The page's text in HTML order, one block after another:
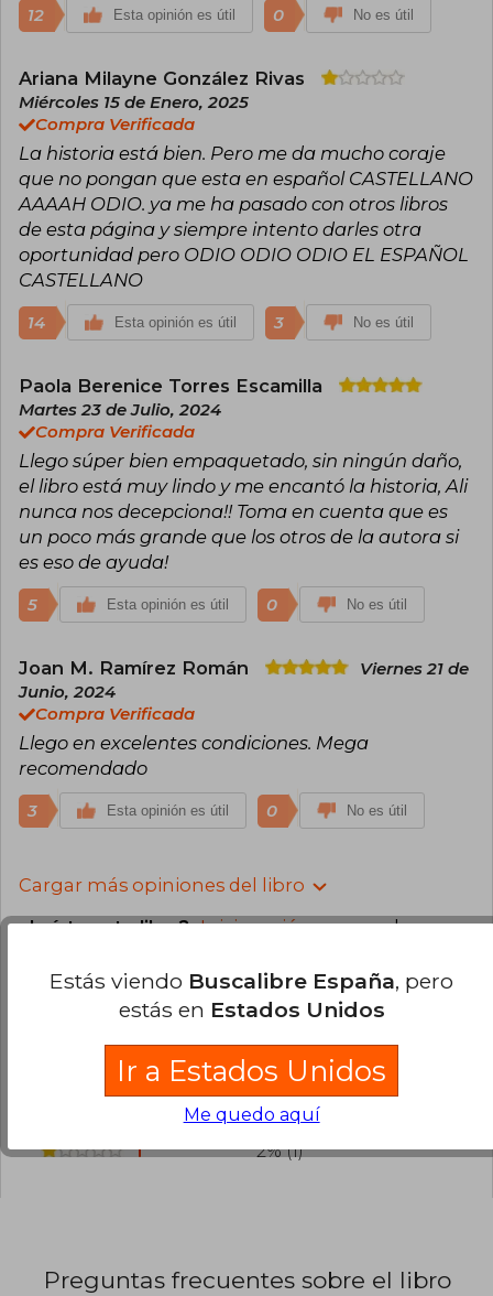
12 Esta opinión es útil 0 No es útil
Ariana Milayne González Rivas
Miércoles 15 de Enero, 2025
Compra Verificada
La historia está bien. Pero me da mucho coraje
que no pongan que esta en español CASTELLANO
AAAAH ODIO. ya me ha pasado con otros libros
de esta página y siempre intento darles otra
oportunidad pero ODIO ODIO ODIO EL ESPAÑOL
CASTELLANO
14 Esta opinión es útil 3 No es útil
Paola Berenice Torres Escamilla
Martes 23 de Julio, 2024
Compra Verificada
Llego súper bien empaquetado, sin ningún daño,
el libro está muy lindo y me encantó la historia, Ali
nunca nos decepciona!! Toma en cuenta que es
un poco más grande que los otros de la autora si
es eso de ayuda!
5 Esta opinión es útil 0 No es útil
Joan M. Ramírez Román
Viernes 21 de
Junio, 2024
Compra Verificada
Llego en excelentes condiciones. Mega
recomendado
3 Esta opinión es útil 0 No es útil
Cargar más opiniones del libro
¿Leíste este libro? Inicia sesiónpara poder
86% (57)
12% (8)
0% (0)
0% (0)
2% (1)
Preguntas frecuentes sobre el libro
Estás viendo Buscalibre España, pero
estás en Estados Unidos
Ir a Estados Unidos
Me quedo aquí